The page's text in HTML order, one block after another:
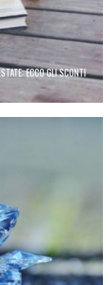
ECCO GLI SCONTI